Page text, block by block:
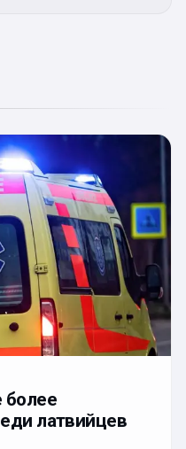
более
латвийцев